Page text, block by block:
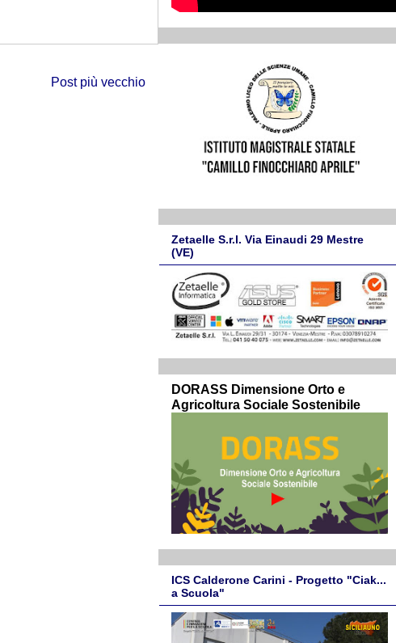
Post più vecchio
Zetaelle S.r.l. Via Einaudi 29 Mestre
(VE)
DORASS Dimensione Orto e
Agricoltura Sociale Sostenibile
ICS Calderone Carini - Progetto "Ciak...
a Scuola"